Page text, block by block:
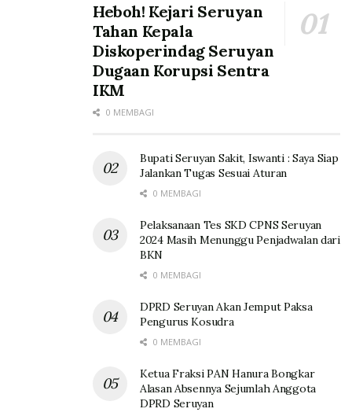
Heboh! Kejari Seruyan
Tahan Kepala
Diskoperindag Seruyan
Dugaan Korupsi Sentra
IKM
0 MEMBAGI
Bupati Seruyan Sakit, Iswanti : Saya Siap
Jalankan Tugas Sesuai Aturan
0 MEMBAGI
Pelaksanaan Tes SKD CPNS Seruyan
2024 Masih Menunggu Penjadwalan dari
BKN
0 MEMBAGI
DPRD Seruyan Akan Jemput Paksa
Pengurus Kosudra
0 MEMBAGI
Ketua Fraksi PAN Hanura Bongkar
Alasan Absennya Sejumlah Anggota
DPRD Seruyan